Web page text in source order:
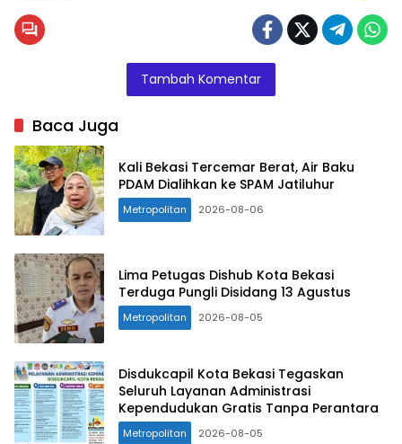
Tambah Komentar
Baca Juga
Kali Bekasi Tercemar Berat, Air Baku
PDAM Dialihkan ke SPAM Jatiluhur
Metropolitan 2026-08-06
Lima Petugas Dishub Kota Bekasi
Terduga Pungli Disidang 13 Agustus
Metropolitan 2026-08-05
Disdukcapil Kota Bekasi Tegaskan
Seluruh Layanan Administrasi
Kependudukan Gratis Tanpa Perantara
Metropolitan 2026-08-05